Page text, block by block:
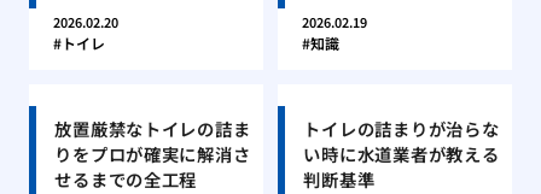
2026.02.20
トイレ
2026.02.19
知識
放置厳禁なトイレの詰ま
りをプロが確実に解消さ
せるまでの全工程
トイレの詰まりが治らな
い時に水道業者が教える
判断基準